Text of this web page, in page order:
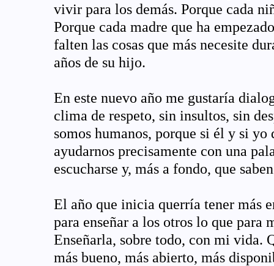
vivir para los demás. Porque cada
Porque cada madre que ha
falten las cosas que más necesite
años de su hijo.
En este nuevo año me gustaría
clima de respeto, sin insultos, sin
somos humanos, porque si él y si
ayudarnos precisamente con una
escucharse y, más a fondo, que
El año que inicia querría tener más
para enseñar a los otros lo que
Enseñarla, sobre todo, con mi vida.
más bueno, más abierto, más